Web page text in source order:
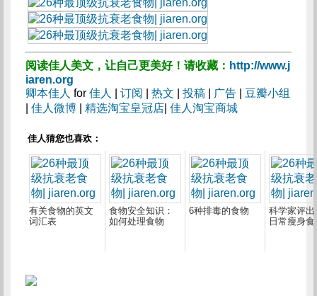
阅读佳人美文，让自己更美好！请收藏： http://www.j
iaren.org
卿本佳人 for 佳人 订阅 热文 投稿| 广告| 豆瓣小组
佳人微博| 精选淘宝皇冠店| 佳人淘宝商城
佳人猜您也喜欢：
有关食物的英文
词汇表
食物安全知识：
如何处理食物
6种排毒的食物
科学家评出
日常瘦身食